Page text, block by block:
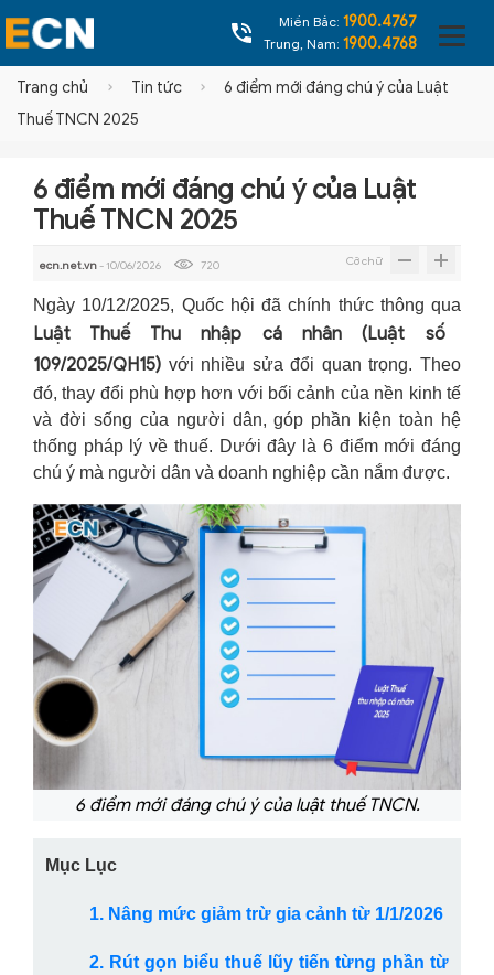
Miền Bắc: 1900.4767
Trung, Nam: 1900.4768
Trang chủ Tin tức
6 điểm mới đáng chú ý của Luật
Thuế TNCN 2025
6 điểm mới đáng chú ý của Luật
Thuế TNCN 2025
ecn.net.vn- 10/06/2026 720 Cỡ chữ
Ngày 10/12/2025, Quốc hội đã chính thức thông qua
Luật Thuế Thu nhập cá nhân (Luật số
109/2025/QH15) với nhiều sửa đổi quan trọng. Theo
đó, thay đổi phù hợp hơn với bối cảnh của nền kinh tế
và đời sống của người dân, góp phần kiện toàn hệ
thống pháp lý về thuế. Dưới đây là 6 điểm mới đáng
chú ý mà người dân và doanh nghiệp cần nắm được.
6 điểm mới đáng chú ý của luật thuế TNCN.
Mục Lục
1. Nâng mức giảm trừ gia cảnh từ 1/1/2026
2. Rút gọn biểu thuế lũy tiến từng phần từ